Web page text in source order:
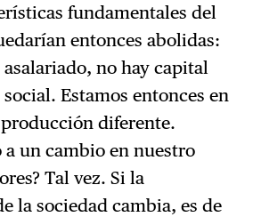
fundamentales del
entonces abolidas:
no hay capital
Estamos entonces en
diferente.
a un cambio en nuestro
Tal vez. Si la
la sociedad cambia, es de